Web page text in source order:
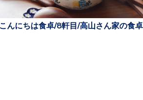
こんにちは食卓/8軒目/高山さん家の食卓